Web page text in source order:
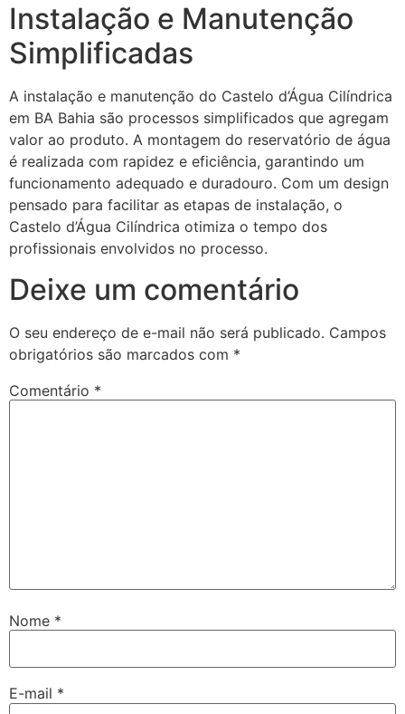
Instalação e Manutenção
Simplificadas
A instalação e manutenção do Castelo d’Água Cilíndrica
em BA Bahia são processos simplificados que agregam
valor ao produto. A montagem do reservatório de água
é realizada com rapidez e eficiência, garantindo um
funcionamento adequado e duradouro. Com um design
pensado para facilitar as etapas de instalação, o
Castelo d’Água Cilíndrica otimiza o tempo dos
profissionais envolvidos no processo.
Deixe um comentário
O seu endereço de e-mail não será publicado. Campos
obrigatórios são marcados com *
Comentário *
Nome *
E-mail *